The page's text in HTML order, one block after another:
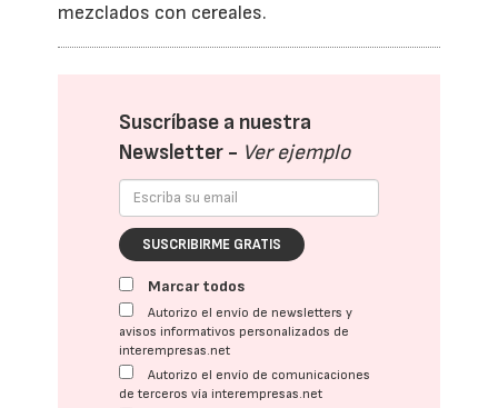
mezclados con cereales.
Suscríbase a nuestra
Newsletter - Ver ejemplo
SUSCRIBIRME GRATIS
Marcar todos
Autorizo el envío de newsletters y
avisos informativos personalizados de
interempresas.net
Autorizo el envío de comunicaciones
de terceros vía interempresas.net